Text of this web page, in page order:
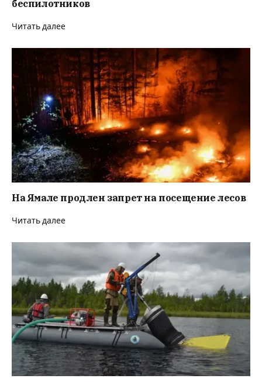
беспилотников
Читать далее
На Ямале продлен запрет на посещение лесов
Читать далее